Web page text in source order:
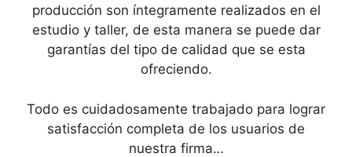
producción son íntegramente realizados en el
estudio y taller, de esta manera se puede dar
garantías del tipo de calidad que se esta
ofreciendo.
Todo es cuidadosamente trabajado para lograr
satisfacción completa de los usuarios de
nuestra firma…